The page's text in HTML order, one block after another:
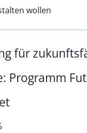
wollen
für
Programm